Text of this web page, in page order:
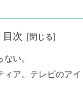
目次
い。
ィア。テレビのア